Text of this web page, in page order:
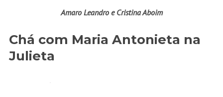
Amaro Leandro e Cristina Aboim
Chá com Maria Antonieta na
Julieta